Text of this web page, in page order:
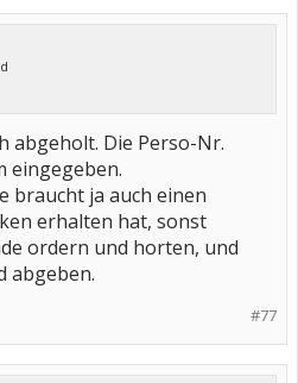
abgeholt. Die Perso-Nr.
eingegeben.
braucht ja auch einen
erhalten hat, sonst
ordern und horten, und
abgeben.
#77